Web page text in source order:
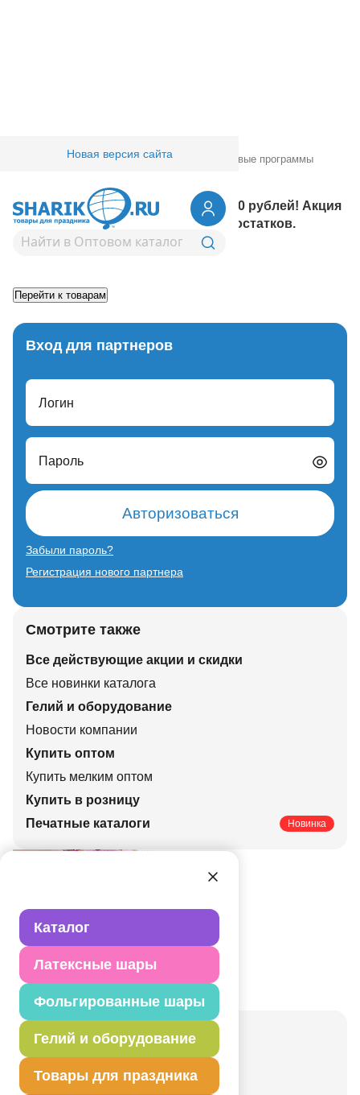
Каталог
Латексные шары
Фольгированные шары
Гелий и оборудование
Товары для праздника
Новая версия сайта
Товары для праздника/ Маркетинговые программы
31.03.2025 17:13:23
Финальное предложение! Всё по 30 рублей! Акция
действует до полной распродажи остатков.
Возврат к списку новостей
Вход для партнеров
Логин
Пароль
Авторизоваться
Забыли пароль?
Регистрация нового партнера
Смотрите также
Все действующие акции и скидки
Все новинки каталога
Гелий и оборудование
Новости компании
Купить оптом
Купить мелким оптом
Купить в розницу
Печатные каталоги
Новинка
Актуальные праздники
Корпоративные